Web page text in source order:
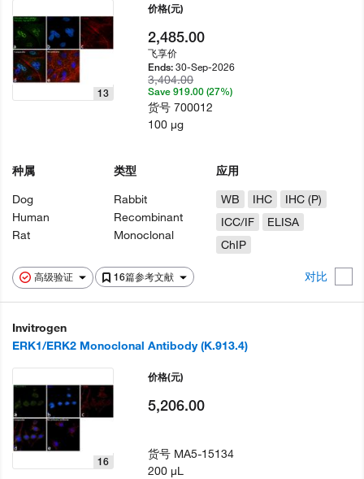
高级验证 16篇参考文献 对比
13
种属
Dog
Human
Rat
类型
Rabbit
Recombinant
Monoclonal
应用
WB
IHC
IHC (P)
ICC/IF
ELISA
ChIP
价格(元)
2,485.00
飞享价
Ends:30-Sep-2026
3,404.00
Save 919.00 (27%)
货号700012
100 µg
Invitrogen
ERK1/ERK2 Monoclonal Antibody (K.913.4)
16
价格(元)
5,206.00
货号 MA5-15134
200 µL